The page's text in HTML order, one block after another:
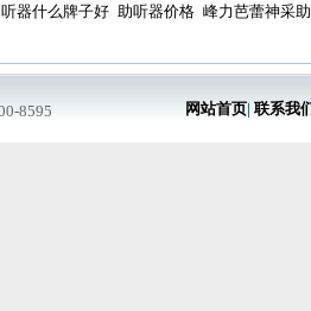
器什么牌子好 助听器价格 峰力芭蕾神采
8595 网站首页| 联系我